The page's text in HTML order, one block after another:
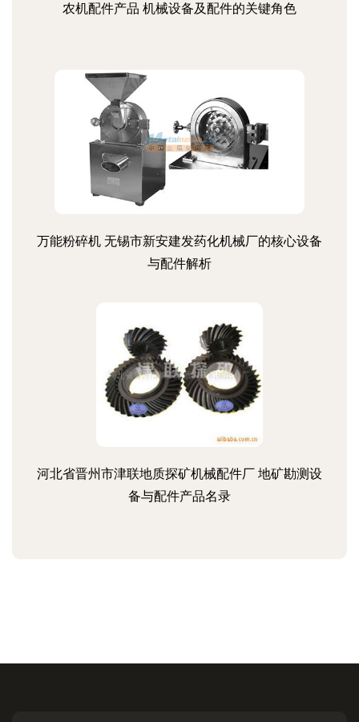
农机配件产品 机械设备及配件的关键角色
万能粉碎机 无锡市新安建发药化机械厂的核心设备
与配件解析
河北省晋州市津联地质探矿机械配件厂 地矿勘测设
备与配件产品名录